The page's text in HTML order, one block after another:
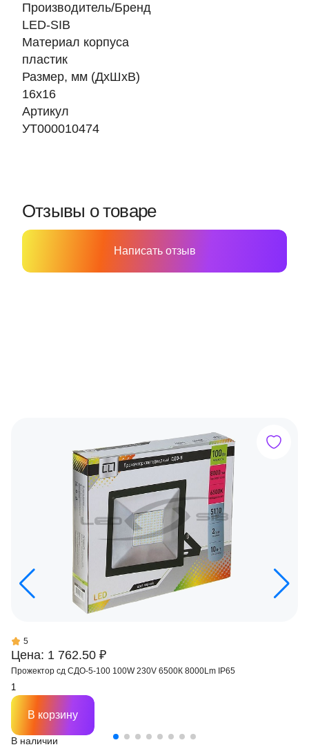
Производитель/Бренд
LED-SIB
Материал корпуса
пластик
Размер, мм (ДхШхВ)
16х16
Артикул
УТ000010474
Отзывы о товаре
Написать отзыв
Цена: 1 762.50 ₽
5
Прожектор сд СДО-5-100 100W 230V 6500К 8000Lm IP65
В наличии
В корзину